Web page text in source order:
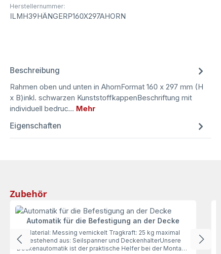
Herstellernummer:
ILMH39HÄNGERP160X297AHORN
Beschreibung
Rahmen oben und unten in AhornFormat 160 x 297 mm (H
x B)inkl. schwarzen KunststoffkappenBeschriftung mit
individuell bedruc… Mehr
Eigenschaften
Produktgalerie überspringen
Zubehör
Automatik für die Befestigung an der Decke
Material: Messing vernickelt Tragkraft: 25 kg maximal
bestehend aus: Seilspanner und DeckenhalterUnsere
Deckenautomatik ist der praktische Helfer bei der Montage